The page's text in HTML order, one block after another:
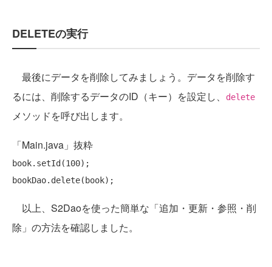
DELETEの実行
最後にデータを削除してみましょう。データを削除す
るには、削除するデータのID（キー）を設定し、
delete
メソッドを呼び出します。
「Main.java」抜粋
book.setId(100);
以上、S2Daoを使った簡単な「追加・更新・参照・削
除」の方法を確認しました。